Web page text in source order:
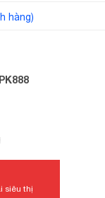
hàng)
siêu thị